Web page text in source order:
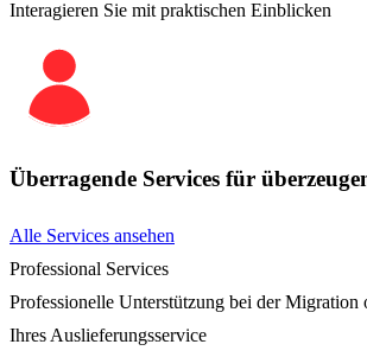
Interagieren Sie mit praktischen Einblicken
Überragende Services für
Alle Services ansehen
Professional Services
Professionelle Unterstützung bei der Migration
Ihres Auslieferungsservice